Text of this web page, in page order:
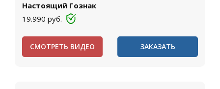
Настоящий Гознак
19.990 руб.
СМОТРЕТЬ ВИДЕО ЗАКАЗАТЬ